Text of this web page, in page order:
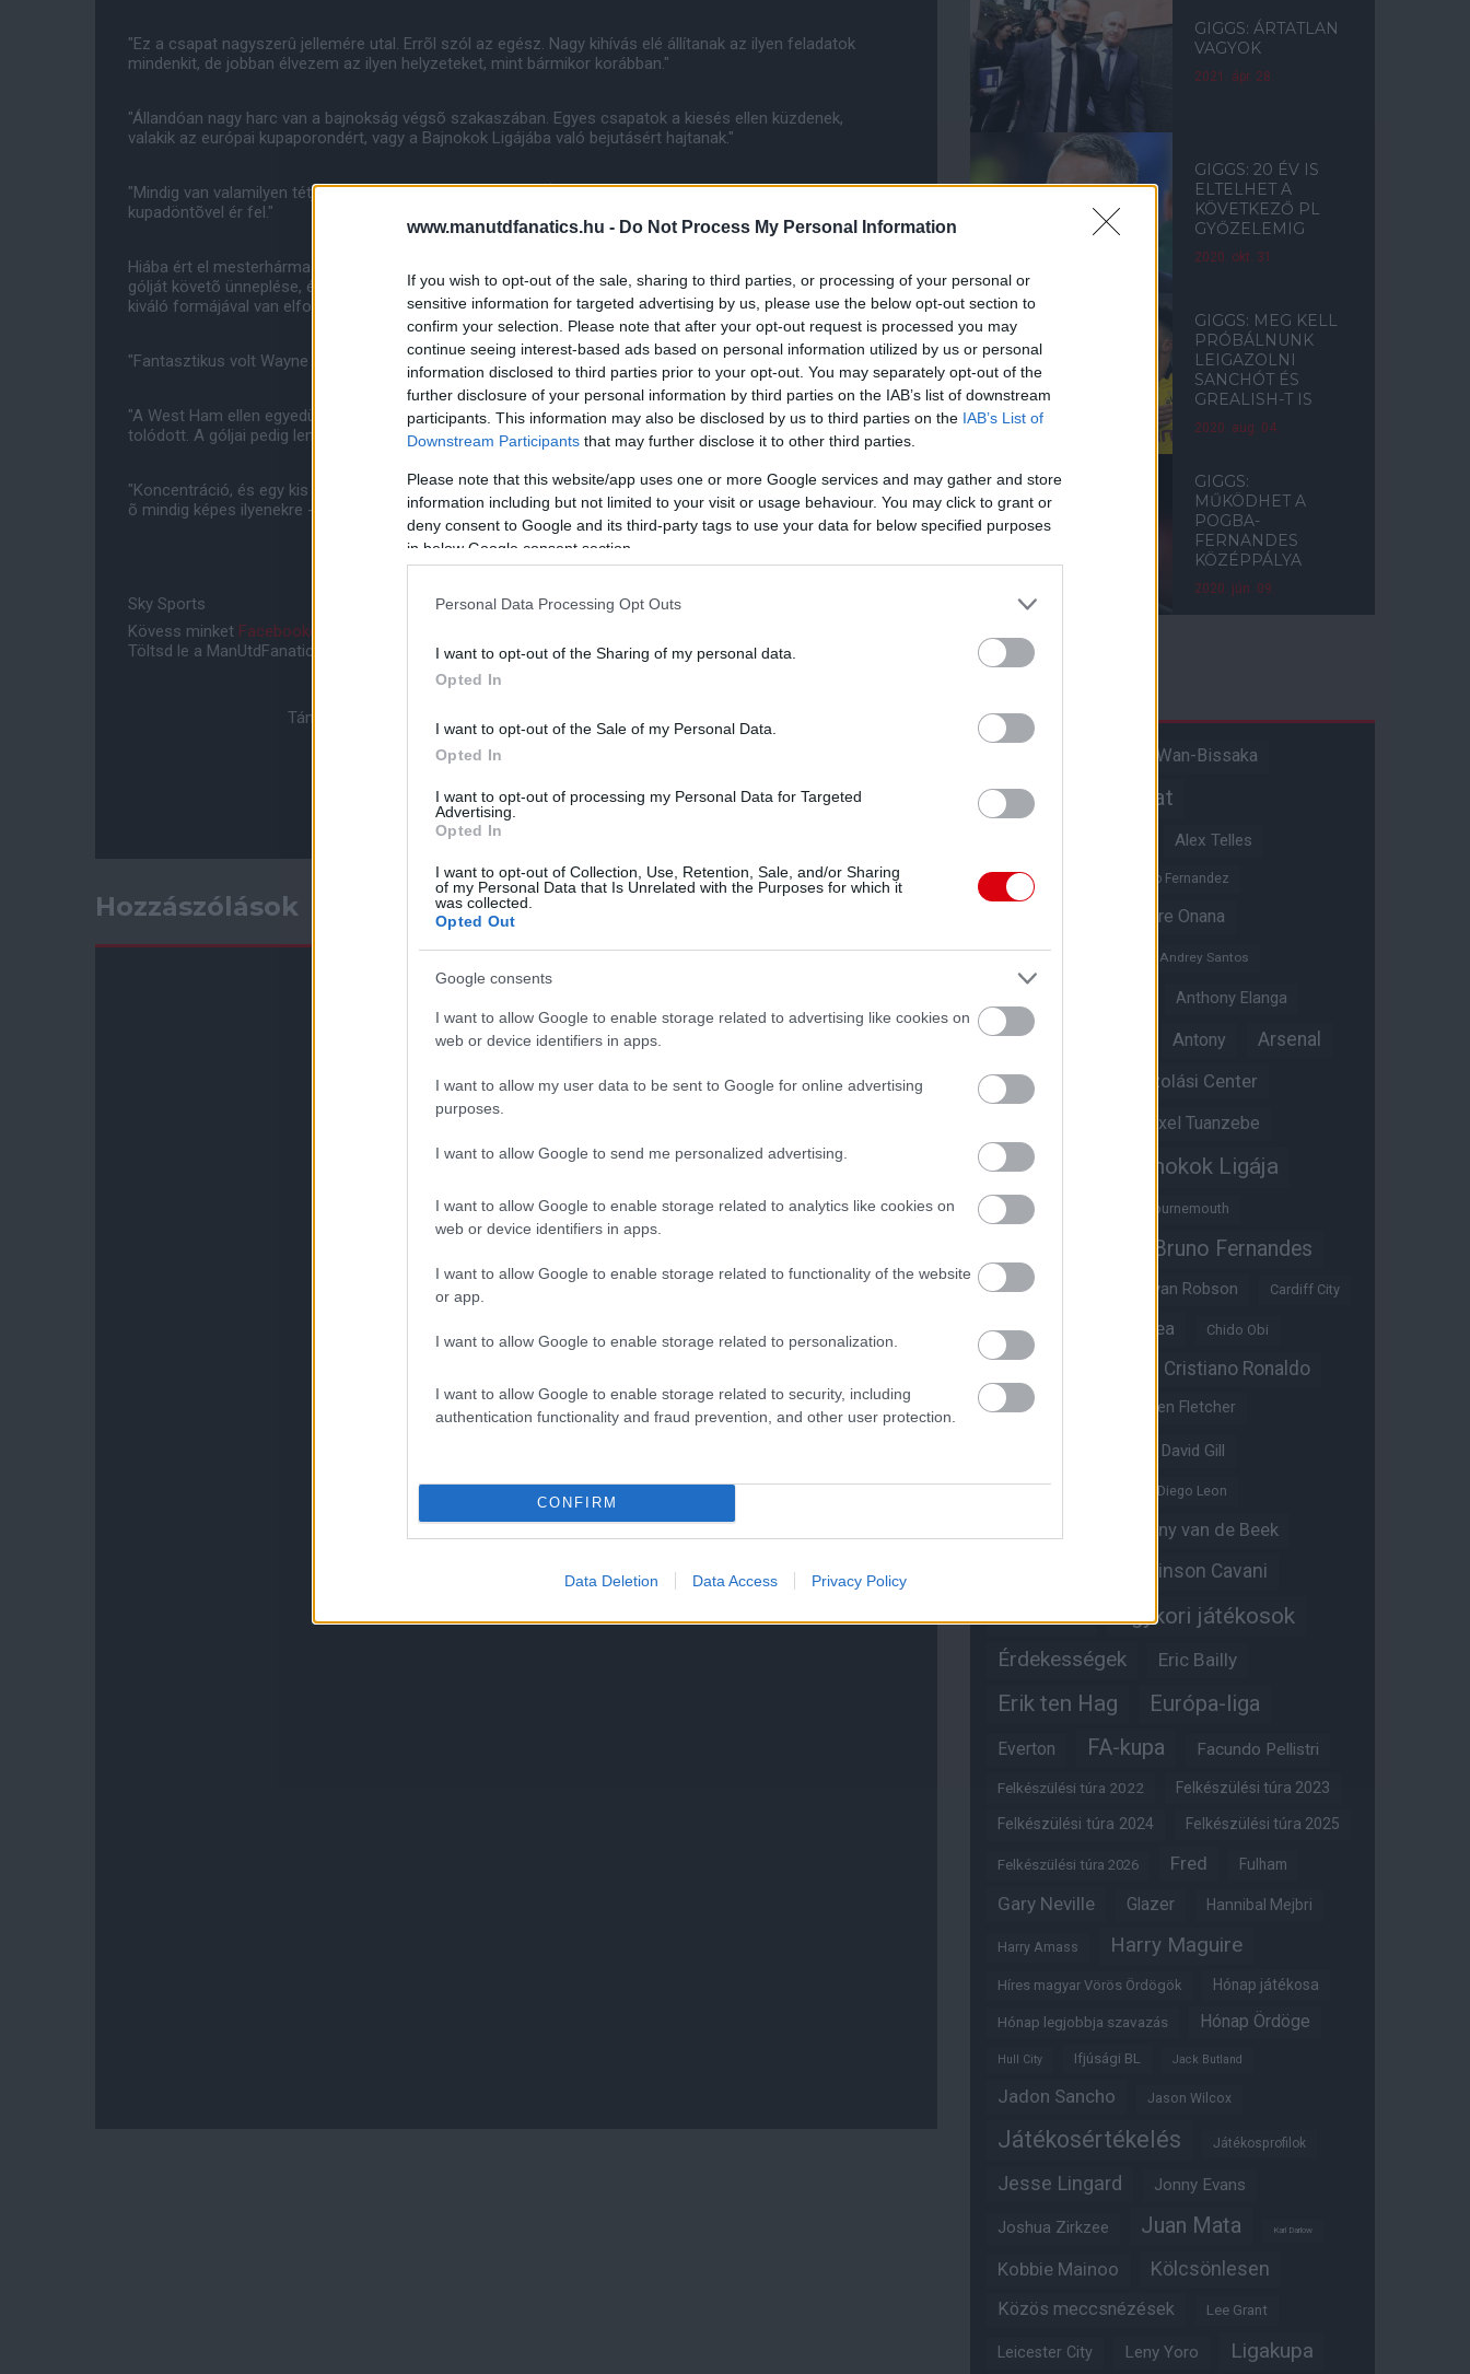
www.manutdfanatics.hu - Do Not Process My Personal Information
If you wish to opt-out of the sale, sharing to third parties, or processing of your personal or
sensitive information for targeted advertising by us, please use the below opt-out section to
confirm your selection. Please note that after your opt-out request is processed you may
continue seeing interest-based ads based on personal information utilized by us or personal
information disclosed to third parties prior to your opt-out. You may separately opt-out of the
further disclosure of your personal information by third parties on the IAB’s list of downstream
participants. This information may also be disclosed by us to third parties on the IAB’s List of
Downstream Participants that may further disclose it to other third parties.
Please note that this website/app uses one or more Google services and may gather and store
information including but not limited to your visit or usage behaviour. You may click to grant or
deny consent to Google and its third-party tags to use your data for below specified purposes
in below Google consent section.
Personal Data Processing Opt Outs
I want to opt-out of the Sharing of my personal data.
Opted In
I want to opt-out of the Sale of my Personal Data.
Opted In
I want to opt-out of processing my Personal Data for Targeted
Advertising.
Opted In
I want to opt-out of Collection, Use, Retention, Sale, and/or Sharing
of my Personal Data that Is Unrelated with the Purposes for which it
was collected.
Opted Out
Google consents
I want to allow Google to enable storage related to advertising like cookies on
web or device identifiers in apps.
I want to allow my user data to be sent to Google for online advertising
purposes.
I want to allow Google to send me personalized advertising.
I want to allow Google to enable storage related to analytics like cookies on
web or device identifiers in apps.
I want to allow Google to enable storage related to functionality of the website
or app.
I want to allow Google to enable storage related to personalization.
I want to allow Google to enable storage related to security, including
authentication functionality and fraud prevention, and other user protection.
CONFIRM
Data Deletion Data Access Privacy Policy
"Ez a csapat nagyszerû jellemére utal. Errõl szól az egész. Nagy kihívás elé állítanak az ilyen feladatok
mindenkit, de jobban élvezem az ilyen helyzeteket, mint bármikor korábban."
"Állandóan nagy harc van a bajnokság végsõ szakaszában. Egyes csapatok a kiesés ellen küzdenek,
valakik az európai kupaporondért, vagy a Bajnokok Ligájába való bejutásért hajtanak."
"Mindig van valamilyen tétje az egyes összecsapásoknak. Úgyhogy ilyenkor minden mérkõzés egy
kupadöntõvel ér fel."
Hiába ért el mesterhármast a fõvárosban Wayne Rooney, teljesítményét elhomályosította a harmadik
gólját követõ ünneplése, és az azt követõ FA vizsgálat, ennek ellenére Ryan Giggs csak is csapattársa
kiváló formájával van elfoglalva.
"Fantasztikus volt Wayne az elmúlt hat hét során. Parádézott a kapu elõtt" - tette hozzá.
"A West Ham ellen egyedüli csatár volt az elsõ félidõben. Aztán a második játékrészre kissé balra
tolódott. A góljai pedig lenyûgözõek voltak."
"Koncentráció, és egy kis varázslat kellett a második góljához. Egészen egyszerûen fantasztikus volt, és
õ mindig képes ilyenekre - pofonegyszerû módon képes mérkõzéseket eldönteni."
Sky Sports
Kövess minket Facebookon
Töltsd le a ManUtdFanatics.hu mobil applikációtAndroidraés iOS-re!
Támogasd adományoddal a ManUtdFanatics.hu működését!
Hozzászólások
GIGGS: ÁRTATLAN
VAGYOK
2021. ápr. 28.
GIGGS: 20 ÉV IS
ELTELHET A
KÖVETKEZŐ PL
GYŐZELEMIG
2020. okt. 31.
GIGGS: MEG KELL
PRÓBÁLNUNK
LEIGAZOLNI
SANCHÓT ÉS
GREALISH-T IS
2020. aug. 04.
GIGGS:
MŰKÖDHET A
POGBA-
FERNANDES
KÖZÉPPÁLYA
2020. jún. 09.
Aaron Wan-Bissaka
Akadémiai csapat
Alex Telles
Altay Bayindir Alvaro Fernandez
Andre Onana
Andreas Pereira
Andrey Santos
Anthony Elanga
Anthony Martial Antony Arsenal
Aston Villa Átigazolási Center
Axel Tuanzebe
Ayden Heaven Bajnokok Ligája
Benjamin Sesko Bournemouth
Bruno Fernandes
Bryan Mbeumo Bryan Robson Cardiff City
Casemiro Chelsea Chido Obi
Cristiano Ronaldo
Crystal Palace Darren Fletcher
David Gill
Dean Henderson Diego Leon
Donny van de Beek
Edinson Cavani
Edzői stáb Egykori játékosok
Érdekességek Eric Bailly
Erik ten Hag Európa-liga
Everton FA-kupa Facundo Pellistri
Felkészülési túra 2022 Felkészülési túra 2023
Felkészülési túra 2024 Felkészülési túra 2025
Felkészülési túra 2026 Fred Fulham
Gary Neville Glazer Hannibal Mejbri
Harry Amass Harry Maguire
Híres magyar Vörös Ördögök Hónap játékosa
Hónap legjobbja szavazás Hónap Ördöge
Hull City Ifjúsági BL Jack Butland
Jadon Sancho Jason Wilcox
Játékosértékelés Játékosprofilok
Jesse Lingard Jonny Evans
Joshua Zirkzee Juan Mata Karl Darlow
Kobbie Mainoo Kölcsönlesen
Közös meccsnézések Lee Grant
Leicester City Leny Yoro Ligakupa